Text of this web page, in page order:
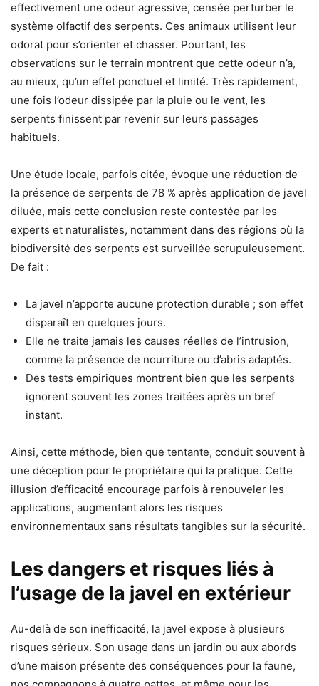
effectivement une odeur agressive, censée perturber le
système olfactif des serpents. Ces animaux utilisent leur
odorat pour s’orienter et chasser. Pourtant, les
observations sur le terrain montrent que cette odeur n’a,
au mieux, qu’un effet ponctuel et limité. Très rapidement,
une fois l’odeur dissipée par la pluie ou le vent, les
serpents finissent par revenir sur leurs passages
habituels.
Une étude locale, parfois citée, évoque une réduction de
la présence de serpents de 78 % après application de javel
diluée, mais cette conclusion reste contestée par les
experts et naturalistes, notamment dans des régions où la
biodiversité des serpents est surveillée scrupuleusement.
De fait :
La javel n’apporte aucune protection durable ; son effet
disparaît en quelques jours.
Elle ne traite jamais les causes réelles de l’intrusion,
comme la présence de nourriture ou d’abris adaptés.
Des tests empiriques montrent bien que les serpents
ignorent souvent les zones traitées après un bref
instant.
Ainsi, cette méthode, bien que tentante, conduit souvent à
une déception pour le propriétaire qui la pratique. Cette
illusion d’efficacité encourage parfois à renouveler les
applications, augmentant alors les risques
environnementaux sans résultats tangibles sur la sécurité.
Les dangers et risques liés à
l’usage de la javel en extérieur
Au-delà de son inefficacité, la javel expose à plusieurs
risques sérieux. Son usage dans un jardin ou aux abords
d’une maison présente des conséquences pour la faune,